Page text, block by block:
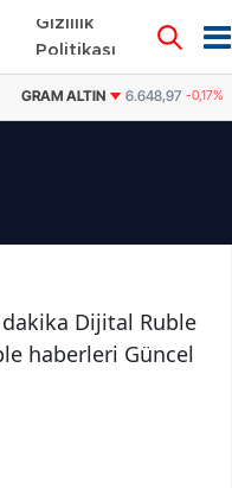
Gizlilik
Politikası
KÜNYE
GRAM ALTIN 6.648,97 -0,17%
Dijital Ruble
haberleri Güncel